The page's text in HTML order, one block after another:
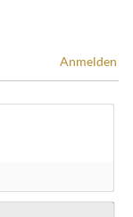
Anmelden